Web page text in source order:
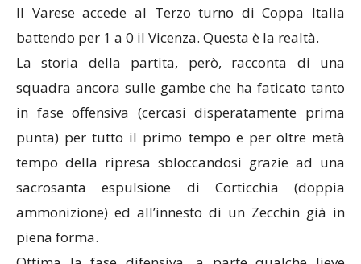
Il Varese accede al Terzo turno di Coppa Italia
battendo per 1 a 0 il Vicenza. Questa è la realtà.
La storia della partita, però, racconta di una
squadra ancora sulle gambe che ha faticato tanto
in fase offensiva (cercasi disperatamente prima
punta) per tutto il primo tempo e per oltre metà
tempo della ripresa sbloccandosi grazie ad una
sacrosanta espulsione di Corticchia (doppia
ammonizione) ed all’innesto di un Zecchin già in
piena forma.